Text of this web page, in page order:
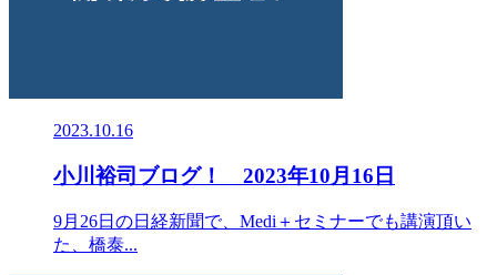
2023.10.16
小川裕司ブログ！ 2023年10月16日
9月26日の日経新聞で、Medi＋セミナーでも講演頂い
た、橋泰...